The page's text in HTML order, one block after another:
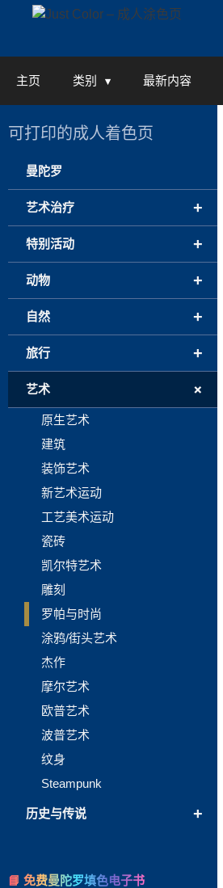
主页 类别 最新内容
可打印的成人着色页
曼陀罗
+
艺术治疗
+
特别活动
+
动物
+
自然
+
旅行
+
艺术
原生艺术
建筑
装饰艺术
新艺术运动
工艺美术运动
瓷砖
凯尔特艺术
雕刻
罗帕与时尚
涂鸦/街头艺术
杰作
摩尔艺术
欧普艺术
波普艺术
纹身
Steampunk
+
历史与传说
📘 免费曼陀罗填色电子书